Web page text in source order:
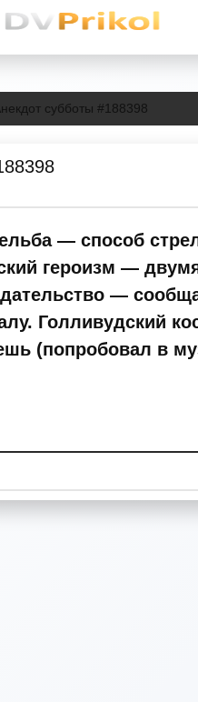
субботы #188398
— способ
героизм —
—
Голливудский
(попробовал в